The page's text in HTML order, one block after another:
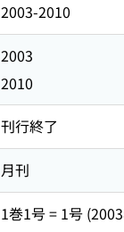
2003-2010
2003
2010
刊行終了
月刊
1巻1号 = 1号